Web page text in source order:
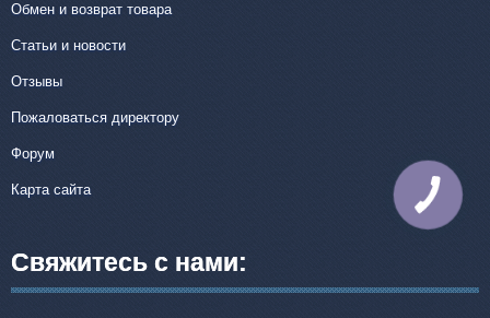
Обмен и возврат товара
Статьи и новости
Отзывы
Пожаловаться директору
Форум
Карта сайта
Свяжитесь с нами:
КНОПКА
СВЯЗИ